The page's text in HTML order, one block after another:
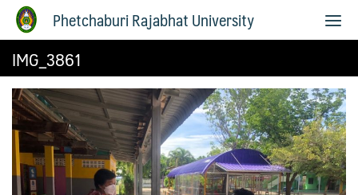
Phetchaburi Rajabhat University
IMG_3861